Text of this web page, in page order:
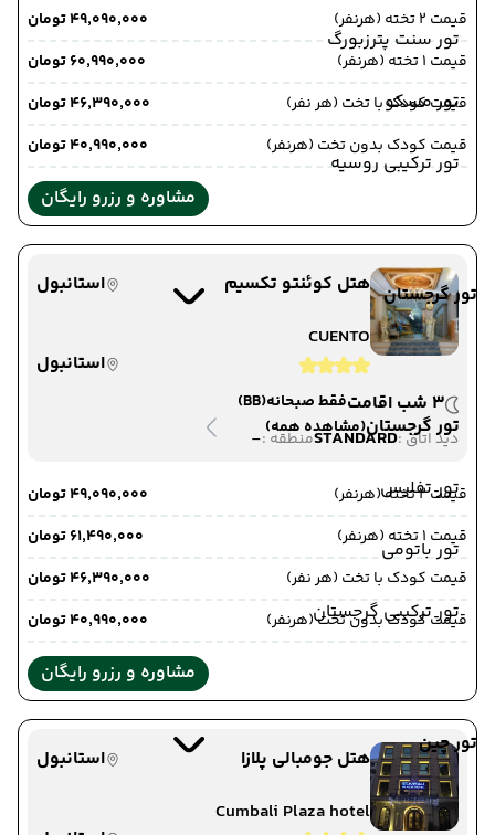
تور سنت پترزبورگ
تور مسکو
تور ترکیبی روسیه
تور گرجستان
تور گرجستان(مشاهده همه)
تور تفلیس
تور باتومی
تور ترکیبی گرجستان
تور چین
قیمت 2 تخته (هرنفر)
۴۹٬۰۹۰٬۰۰۰ تومان
قیمت 1 تخته (هرنفر)
۶۰٬۹۹۰٬۰۰۰ تومان
قیمت کودک با تخت (هر نفر)
۴۶٬۳۹۰٬۰۰۰ تومان
قیمت کودک بدون تخت (هرنفر)
۴۰٬۹۹۰٬۰۰۰ تومان
مشاوره و رزرو رایگان
هتل کوئنتو تکسیم
استانبول
CUENTO
استانبول
3 شب اقامت
فقط صبحانه(BB)
دید اتاق :STANDARDمنطقه :-
قیمت 2 تخته (هرنفر)
۴۹٬۰۹۰٬۰۰۰ تومان
قیمت 1 تخته (هرنفر)
۶۱٬۴۹۰٬۰۰۰ تومان
قیمت کودک با تخت (هر نفر)
۴۶٬۳۹۰٬۰۰۰ تومان
قیمت کودک بدون تخت (هرنفر)
۴۰٬۹۹۰٬۰۰۰ تومان
مشاوره و رزرو رایگان
هتل جومبالی پلازا
استانبول
Cumbali Plaza hotel